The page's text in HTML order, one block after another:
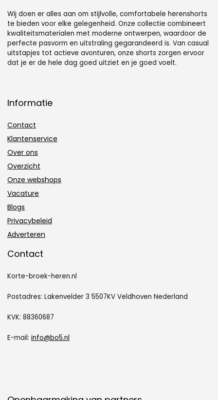
Wij doen er alles aan om stijlvolle, comfortabele herenshorts
te bieden voor elke gelegenheid. Onze collectie combineert
kwaliteitsmaterialen met moderne ontwerpen, waardoor de
perfecte pasvorm en uitstraling gegarandeerd is. Van casual
uitstapjes tot actieve avonturen, onze shorts zorgen ervoor
dat je er de hele dag goed uitziet en je goed voelt.
Informatie
Contact
Klantenservice
Over ons
Overzicht
Onze webshops
Vacature
Blogs
Privacybeleid
Adverteren
Contact
Korte-broek-heren.nl
Postadres: Lakenvelder 3 5507KV Veldhoven Nederland
KVK: 88360687
E-mail: info@bo5.nl